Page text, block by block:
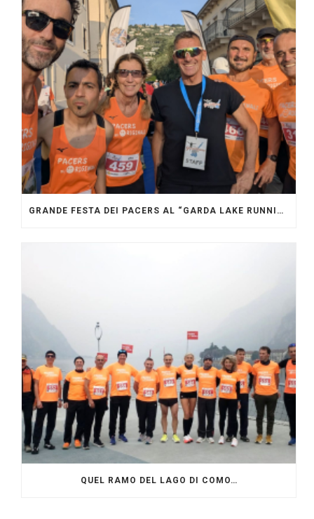
GRANDE FESTA DEI PACERS AL “GARDA LAKE RUNNING FESTIVAL”
QUEL RAMO DEL LAGO DI COMO…